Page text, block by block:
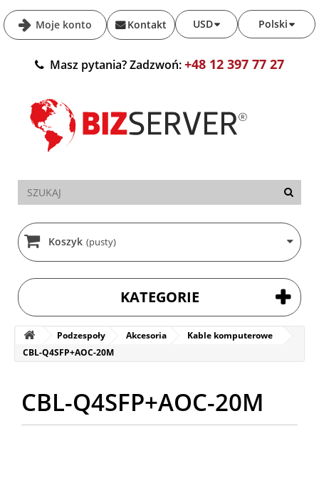
Moje konto Polski
USD
Kontakt
Masz pytania? Zadzwoń:+48 12 397 77 27
Koszyk (pusty)
KATEGORIE
Podzespoły Akcesoria
Kable komputerowe
CBL-Q4SFP+AOC-20M
CBL-Q4SFP+AOC-20M